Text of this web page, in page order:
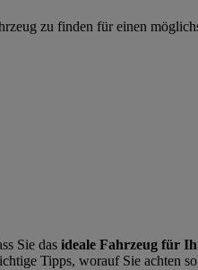
zu finden für einen
Sie das ideale Fahrzeug für
Tipps, worauf Sie achten